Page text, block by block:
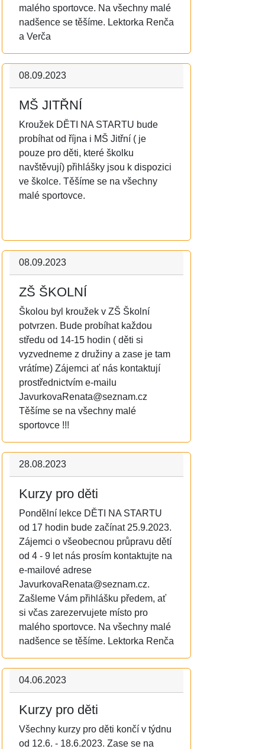
malého sportovce. Na všechny malé
nadšence se těšíme. Lektorka Renča
a Verča
08.09.2023
MŠ JITŘNÍ
Kroužek DĚTI NA STARTU bude
probíhat od října i MŠ Jitřní ( je
pouze pro děti, které školku
navštěvují) přihlášky jsou k dispozici
ve školce. Těšíme se na všechny
malé sportovce.
08.09.2023
ZŠ ŠKOLNÍ
Školou byl kroužek v ZŠ Školní
potvrzen. Bude probíhat každou
středu od 14-15 hodin ( děti si
vyzvedneme z družiny a zase je tam
vrátíme) Zájemci ať nás kontaktují
prostřednictvím e-mailu
JavurkovaRenata@seznam.cz
Těšíme se na všechny malé
sportovce !!!
28.08.2023
Kurzy pro děti
Pondělní lekce DĚTI NA STARTU
od 17 hodin bude začínat 25.9.2023.
Zájemci o všeobecnou průpravu dětí
od 4 - 9 let nás prosím kontaktujte na
e-mailové adrese
JavurkovaRenata@seznam.cz.
Zašleme Vám přihlášku předem, ať
si včas zarezervujete místo pro
malého sportovce. Na všechny malé
nadšence se těšíme. Lektorka Renča
04.06.2023
Kurzy pro děti
Všechny kurzy pro děti končí v týdnu
od 12.6. - 18.6.2023. Zase se na